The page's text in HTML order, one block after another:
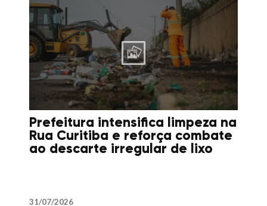
Prefeitura intensifica limpeza na
Rua Curitiba e reforça combate
ao descarte irregular de lixo
31/07/2026